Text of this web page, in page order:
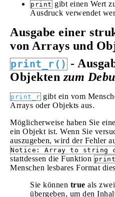
print gibt einen Wert
Ausdruck verwendet
Ausgabe einer
von Arrays und
print_r() -
Objekten zum
print_r gibt ein vom
Arrays oder Objekts aus.
Möglicherweise haben Sie
ein Objekt ist. Wenn Sie
auszugeben, wird der Fehler
Notice: Array to string
stattdessen die Funktion
Menschen lesbares Format
Sie können true als
übergeben, um den